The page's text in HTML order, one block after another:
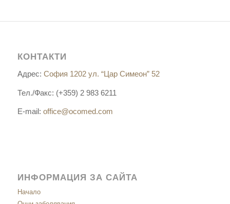
КОНТАКТИ
Адрес: София 1202 ул. “Цар Симеон” 52
Тел./Факс: (+359) 2 983 6211
E-mail: office@ocomed.com
ИНФОРМАЦИЯ ЗА САЙТА
Начало